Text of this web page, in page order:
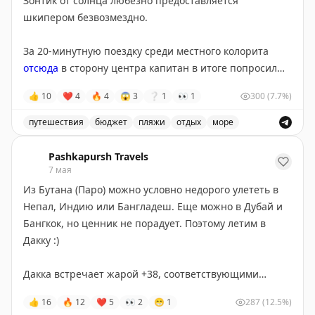
зарешетчатом тук-туке — мотокибитки отказываются
ехать в такую даль. Сторговались с драйвером на 380
Напомню, что 1$ = 122 таки
шкипером безвозмездно.
За 20-минутную поездку среди местного колорита
отсюда в сторону центра капитан в итоге попросил
Напомню, что 1$ = 122 таки.
👍 10 ❤ 4 🔥 4 😱 3 ❔ 1 👀 1 300(7.7%)
путешествия бюджет пляжи отдых море
Pashkapursh Travels
7 мая
Из Бутана (Паро) можно условно недорого улететь в
Непал, Индию или Бангладеш. Еще можно в Дубай и
Бангкок, но ценник не порадует. Поэтому летим в
Дакку :)
Дакка встречает жарой +38, соответствующими
виз по прилету. Несколько сюр после приличного
👍 16 🔥 12 ❤ 5 👀 2 😁 1 287(12.5%)